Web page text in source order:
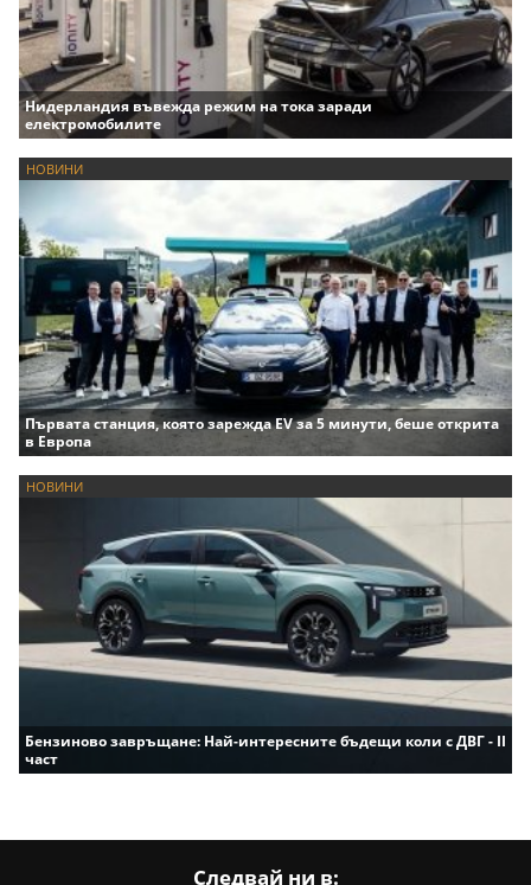
Нидерландия въвежда режим на тока заради
електромобилите
НОВИНИ
Първата станция, която зарежда EV за 5 минути, беше открита
в Европа
НОВИНИ
Бензиново завръщане: Най-интересните бъдещи коли с ДВГ - II
част
Следвай ни в: